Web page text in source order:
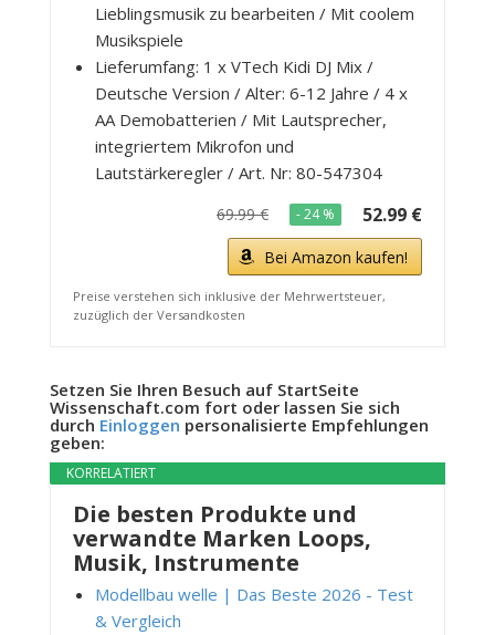
Lieblingsmusik zu bearbeiten / Mit coolem
Musikspiele
Lieferumfang: 1 x VTech Kidi DJ Mix /
Deutsche Version / Alter: 6-12 Jahre / 4 x
AA Demobatterien / Mit Lautsprecher,
integriertem Mikrofon und
Lautstärkeregler / Art. Nr: 80-547304
69.99 € - 24 % 52.99 €
Bei Amazon kaufen!
Preise verstehen sich inklusive der Mehrwertsteuer,
zuzüglich der Versandkosten
Setzen Sie Ihren Besuch auf StartSeite
Wissenschaft.com fort oder lassen Sie sich
durch Einloggen personalisierte Empfehlungen
geben:
KORRELATIERT
Die besten Produkte und
verwandte Marken Loops,
Musik, Instrumente
Modellbau welle | Das Beste 2026 - Test
& Vergleich